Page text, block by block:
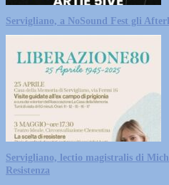
Servigliano, a NoSound Fest gli
Servigliano, lectio magistralis di
Resistenza